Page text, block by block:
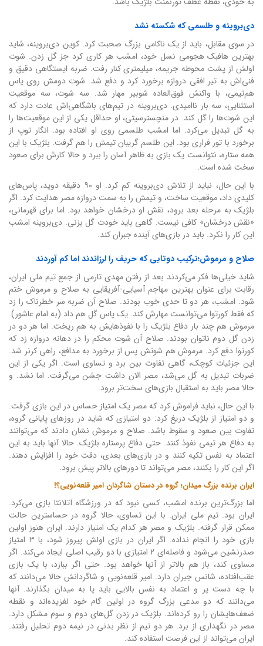
دی‌بروینه و طلسمی که شکسته نشد
در سوی مقابل، باید از یک ناکامی بزرگ صحبت کرد. کوین دی‌بروینه، شاید
بهترین هافبک هجومی نسل خود، امشب هر کاری کرد جز گل زدن. شوت
اولش از پشت محوطه جریمه، میلیمتری کنار رفت. ضربه ایستگاهی دقیق و
فنی‌اش به تیر افقی دروازه برخورد کرد و دفع شد. شوت دومش روی پاس
هم‌تیمی، با واکنش فوق‌العاده شوبیر مهار شد. سه شوت، سه موقعیت
استثنایی، سه بار ناامیدی. دی‌بروینه در تیم‌های باشگاهی‌اش عادت دارد که
این شوت‌ها را گل کند. در منچسترسیتی، او حداقل یکی از این موقعیت‌ها را
به گل تبدیل می‌کرد. اما امشب طلسمی روی او افتاده بود. انگار توپ از
برخورد با تور فراری بود. این طلسم گریبان تیمش را هم گرفت. بلژیک با این
همه ستاره، نتوانست یک بازی به ظاهر آسان را ببرد و حالا کارش برای صعود
سخت شده است.
با این حال، نباید از تلاش دی‌بروینه کم کرد. او ۹۰ دقیقه دوید، پاس‌های
کلیدی داد، موقعیت ساخت، و تیمش را به سمت دروازه مصر هدایت کرد. اگر
بلژیک به مرحله بعد برود، نقش او درخشان خواهد بود. اما برای قهرمانی،
«نقش درخشان» کافی نیست. گاهی باید خودت گل بزنی. دی‌بروینه امشب
این کار را نکرد. باید در بازی‌های آینده جبران کند.
صلاح و مرموش؛ترکیب دوتایی که حریف را لرزاندند اما کم آوردند
شاید خیلی‌ها فکر می‌کردند بعد از رفتن مهدی تارمی از جمع تیم ملی ایران،
رقابت برای عنوان بهترین مهاجم آسیایی-آفریقایی به صلاح و مرموش ختم
شود. امشب، هر دو تا حدی خوب بودند. صلاح آن ضربه سر خطرناک را زد
که فقط کورتوا می‌توانست مهارش کند. یک پاس گل هم داد (به امام عاشور).
مرموش هم چند بار دفاع بلژیک را با نفوذهایش به هم ریخت. اما هر دو در
زدن گل دوم ناتوان بودند. صلاح آن شوت محکم را در دهانه دروازه زد که
کورتوا دفع کرد. مرموش هم شوتش پس از برخورد به مدافع، راهی کرنر شد.
این جزئیات کوچک، گاهی تفاوت بین برد و تساوی است. اگر یکی از این
ضربات تبدیل به گل می‌شد، مصر الان داشت جشن می‌گرفت. اما نشد. و
حالا مصر باید به استقبال بازی‌های سخت‌تر برود.
با این حال، نباید فراموش کرد که مصر یک امتیاز حساس در این بازی گرفت.
و دو امتیاز از بلژیک دریغ کرد: دو امتیازی که شاید در روزهای پایانی گروه،
تفاوت بین صعود و سقوط باشد. صلاح و مرموش نشان دادند که می‌توانند
به دفاع هر تیمی نفوذ کنند. حتی دفاع پرستاره بلژیک. حالا آنها باید به این
اعتماد به نفس تکیه کنند و در بازی‌های بعدی، دقت خود را افزایش دهند.
اگر این کار را بکنند، مصر می‌تواند تا دورهای بالاتر پیش برود.
ایران برنده بزرگ میدان؛ گروه در دستان شاگردان امیر قلعه‌نویی؟!
اما بزرگ‌ترین برنده امشب، کسی نبود که در ورزشگاه آتلانتا بازی می‌کرد.
ایران بود. تیم ملی ایران. با این تساوی، حالا گروه در حساسترین حالت
ممکن قرار گرفته. بلژیک و مصر هر کدام یک امتیاز دارند. ایران هنوز اولین
بازی خود را انجام نداده. اگر ایران در بازی اولش پیروز شود، با ۳ امتیاز
صدرنشین می‌شود و فاصله‌ای ۲ امتیازی با دو رقیب اصلی ایجاد می‌کند. اگر
مساوی کند، باز هم بالاتر از آنها خواهد بود. حتی اگر ببازد، با یک بازی
عقب‌افتاده، شانس جبران دارد. امیر قلعه‌نویی و شاگردانش حالا می‌دانند که
با چه دست پر و اعتماد به نفس بالایی باید پا به میدان بگذارند. آنها
می‌دانند که دو مدعی بزرگ گروه در اولین گام خود لغزیده‌اند و نقطه
ضعف‌هایشان را رو کرده‌اند. بلژیک در زدن گل‌های دوم و سوم مشکل دارد.
مصر در نگهداری از برد. هر دو تیم از نظر بدنی در نیمه دوم تحلیل رفتند.
ایران می‌تواند از این فرصت استفاده کند.